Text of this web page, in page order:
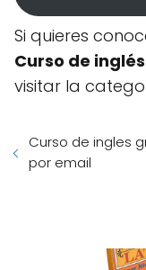
Si quieres
Curso de
visitar la
Curso de ingles
por email